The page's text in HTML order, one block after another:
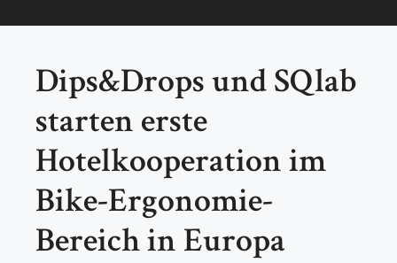
Dips&Drops und SQlab
starten erste
Hotelkooperation im
Bike-Ergonomie-
Bereich in Europa